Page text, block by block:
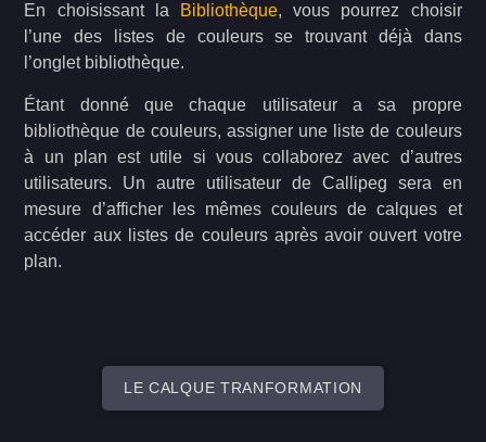
En choisissant la
Bibliothèque, vous pourrez choisir
l’une des listes de couleurs se trouvant déjà dans
l’onglet bibliothèque.
Étant donné que chaque utilisateur a sa propre
bibliothèque de couleurs, assigner une liste de couleurs
à un plan est utile si vous collaborez avec d’autres
utilisateurs. Un autre utilisateur de Callipeg sera en
mesure d’afficher les mêmes couleurs de calques et
accéder aux listes de couleurs après avoir ouvert votre
plan.
LE CALQUE TRANFORMATION